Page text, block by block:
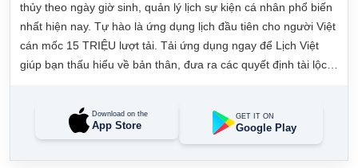
thủy theo ngày giờ sinh, quản lý lịch sự kiện cá nhân phổ biến
nhất hiện nay. Tự hào là ứng dụng lịch đầu tiên cho người Việt
cán mốc 15 TRIỆU lượt tải. Tải ứng dụng ngay để Lịch Việt
giúp bạn thấu hiểu về bản thân, đưa ra các quyết định tài lộc,
Download on the
App Store
GET IT ON
Google Play